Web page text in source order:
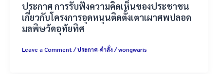
ประกาศ การรับฟังความคิดเห็นของประชาชน
เกี่ยวกับโครงการอุดหนุนติดตั้งเตาเผาศพปลอด
มลพิษวัดอุทัยทิศ
Leave a Comment /ประกาศ-คำสั่ง /wongwaris